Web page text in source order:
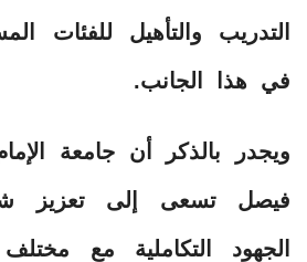
التدريب والتأهيل للفئات
في هذا الجانب.
ويجدر بالذكر أن جامعة
فيصل تسعى إلى تعزيز
الجهود التكاملية مع